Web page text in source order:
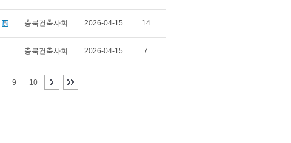
충북건축사회 2026-04-15 14
충북건축사회 2026-04-15 7
9 10